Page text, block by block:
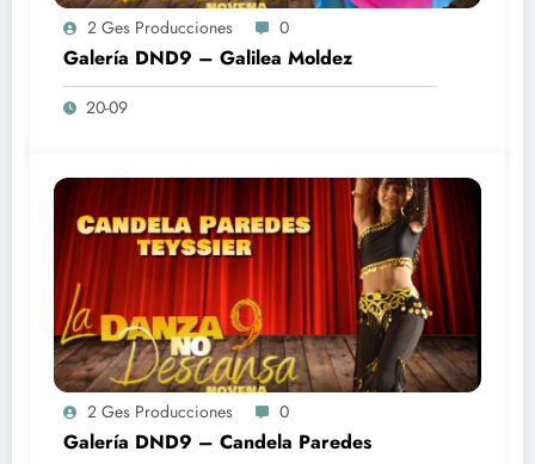
2 Ges Producciones 0
Galería DND9 – Galilea Moldez
20-09
2 Ges Producciones 0
Galería DND9 – Candela Paredes